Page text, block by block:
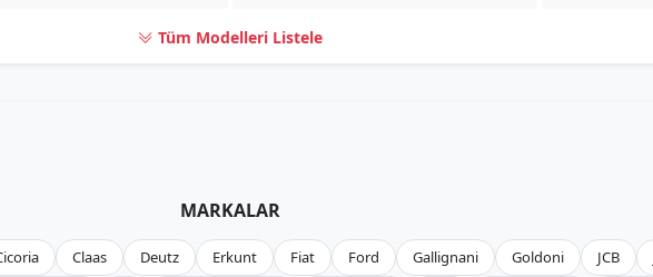
Tüm Modelleri Listele
MARKALAR
Claas Deutz Erkunt Fiat Ford Gallignani Goldoni JCB